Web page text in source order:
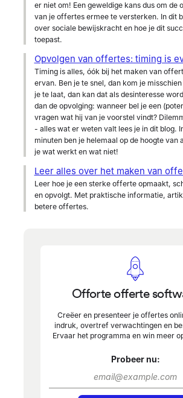
er niet om! Een geweldige kans dus om de
van je offertes ermee te versterken. In dit
over sociale bewijskracht en hoe je dit
toepast.
Opvolgen van offertes: timing is
Timing is alles, óók bij het maken van
ervan. Ben je te snel, dan kom je
je te laat, dan kan dat als desinteresse
dan de opvolging: wanneer bel je een
vragen wat hij van je voorstel vindt?
- alles wat er weten valt lees je in dit blog.
minuten ben je helemaal op de hoogte van
je wat werkt en wat niet!
Leer alles over het maken van
Leer hoe je een sterke offerte opmaakt,
en opvolgt. Met praktische informatie,
betere offertes.
Offorte offerte
Creëer en presenteer je offertes
indruk, overtref verwachtingen en
Ervaar het programma en win meer
Probeer nu: